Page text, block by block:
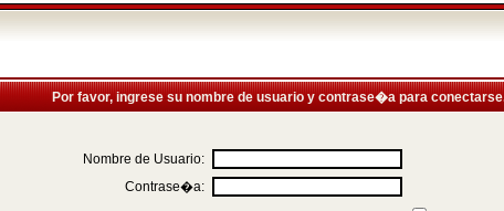
Por favor, ingrese su nombre de usuario y contrase�a para
Nombre de Usuario:
Contrase�a: